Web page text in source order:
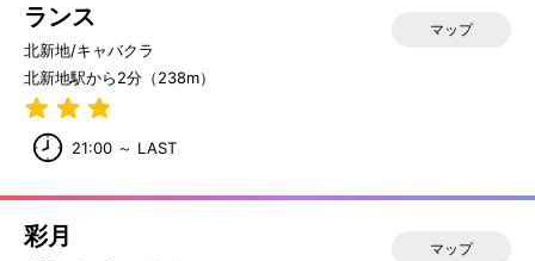
ランス
北新地/キャバクラ
北新地駅から2分（238m）
21:00 ～ LAST
マップ
彩月 マップ